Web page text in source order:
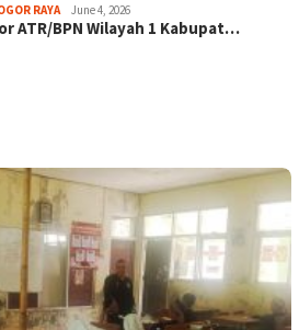
RAYA June 4, 2026
ATR/BPN Wilayah 1 Kabupat…